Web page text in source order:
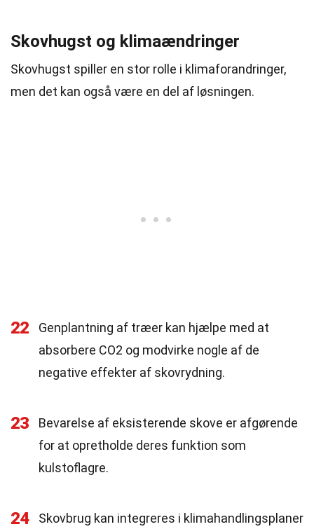
Skovhugst og klimaændringer
Skovhugst spiller en stor rolle i klimaforandringer,
men det kan også være en del af løsningen.
22
Genplantning af træer kan hjælpe med at
absorbere CO2 og modvirke nogle af de
negative effekter af skovrydning.
23
Bevarelse af eksisterende skove er afgørende
for at opretholde deres funktion som
kulstoflagre.
24
Skovbrug kan integreres i klimahandlingsplaner